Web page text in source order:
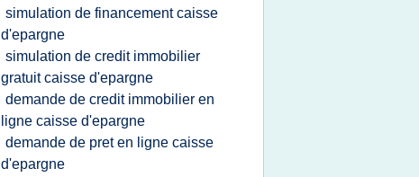
simulation de financement caisse
d'epargne
simulation de credit immobilier
gratuit caisse d'epargne
demande de credit immobilier en
ligne caisse d'epargne
demande de pret en ligne caisse
d'epargne